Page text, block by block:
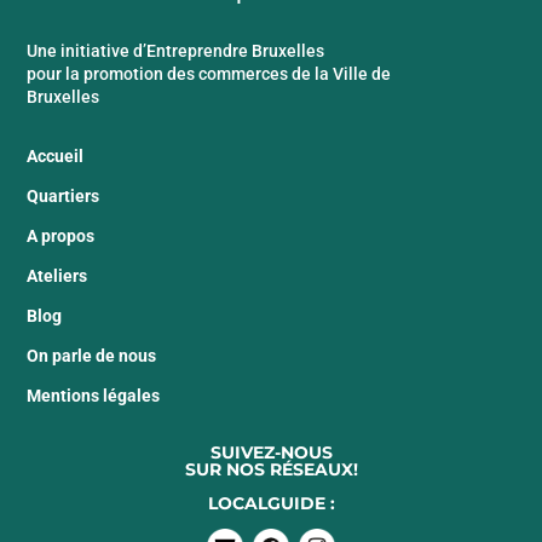
Une initiative d’Entreprendre Bruxelles
pour la promotion des commerces de la Ville de
Bruxelles
Accueil
Quartiers
A propos
Ateliers
Blog
On parle de nous
Mentions légales
SUIVEZ-NOUS
SUR NOS RÉSEAUX!
LOCALGUIDE :